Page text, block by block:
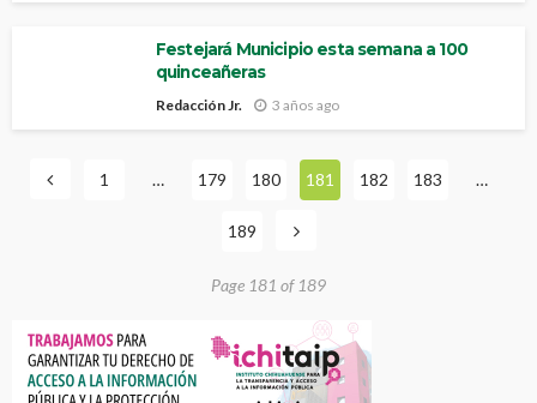
Festejará Municipio esta semana a 100
quinceañeras
Redacción Jr. 3 años ago
1 … 179 180 181 182 183 …
189
Page 181 of 189